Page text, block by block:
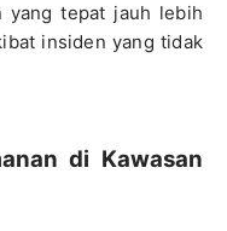
yang tepat jauh lebih
insiden yang tidak
di Kawasan